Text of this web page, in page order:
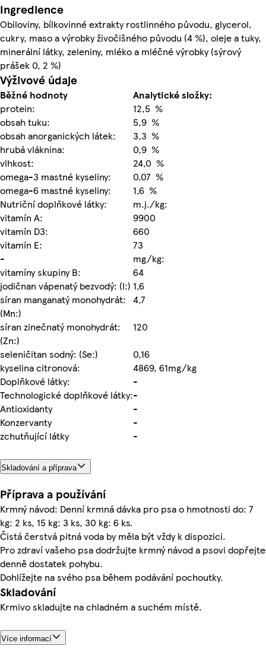
Ingredience
Obiloviny, bílkovinné extrakty rostlinného původu, glycerol,
cukry, maso a výrobky živočišného původu (4 %), oleje a tuky,
minerální látky, zeleniny, mléko a mléčné výrobky (sýrový
prášek 0, 2 %)
Výživové údaje
Běžné hodnoty
Analytické složky:
protein:
12,5 %
obsah tuku:
5,9 %
obsah anorganických látek:
3,3 %
hrubá vláknina:
0,9 %
vlhkost:
24,0 %
omega-3 mastné kyseliny:
0,07 %
omega-6 mastné kyseliny:
1,6 %
Nutriční doplňkové látky:
m.j./kg:
vitamín A:
9900
vitamín D3:
660
vitamín E:
73
-
mg/kg:
vitamíny skupiny B:
64
jodičnan vápenatý bezvodý: (I:) 1,6
síran manganatý monohydrát:
(Mn:)
4,7
síran zinečnatý monohydrát:
(Zn:)
120
seleničitan sodný: (Se:)
0,16
kyselina citronová:
4869, 61mg/kg
Doplňkové látky:
-
Technologické doplňkové látky:-
Antioxidanty
-
Konzervanty
-
zchutňující látky
-
Skladování a příprava
Příprava a používání
Krmný návod: Denní krmná dávka pro psa o hmotnosti do: 7
kg: 2 ks, 15 kg: 3 ks, 30 kg: 6 ks.
Čistá čerstvá pitná voda by měla být vždy k dispozici.
Pro zdraví vašeho psa dodržujte krmný návod a psovi dopřejte
denně dostatek pohybu.
Dohlížejte na svého psa během podávání pochoutky.
Skladování
Krmivo skladujte na chladném a suchém místě.
Více informací